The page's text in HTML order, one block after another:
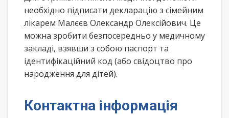
необхідно підписати декларацію з сімейним
лікарем Малєєв Олександр Олексійович. Це
можна зробити безпосередньо у медичному
закладі, взявши з собою паспорт та
ідентифікаційний код (або свідоцтво про
народження для дітей).
Контактна інформація